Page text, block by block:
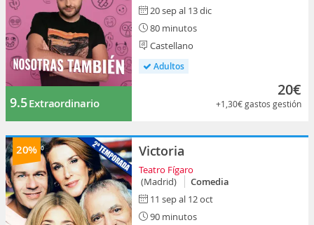
9.5Extraordinario
20 sep al 13 dic
80 minutos
Castellano
Adultos
20€
+1,30€gastos gestión
20% Victoria
Teatro Fígaro
(Madrid)
Comedia
11 sep al 12 oct
90 minutos